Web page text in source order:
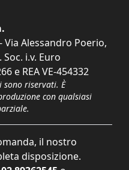
Via Alessandro Poerio,
Soc. i.v. Euro
e REA VE-454332
riservati. È
con qualsiasi
il nostro
disposizione.